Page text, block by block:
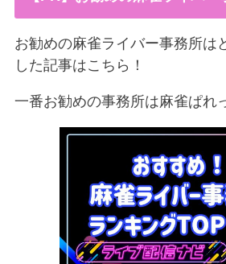
お勧めの麻雀ライバー事務所は
した記事はこちら！
一番お勧めの事務所は麻雀ぱれ